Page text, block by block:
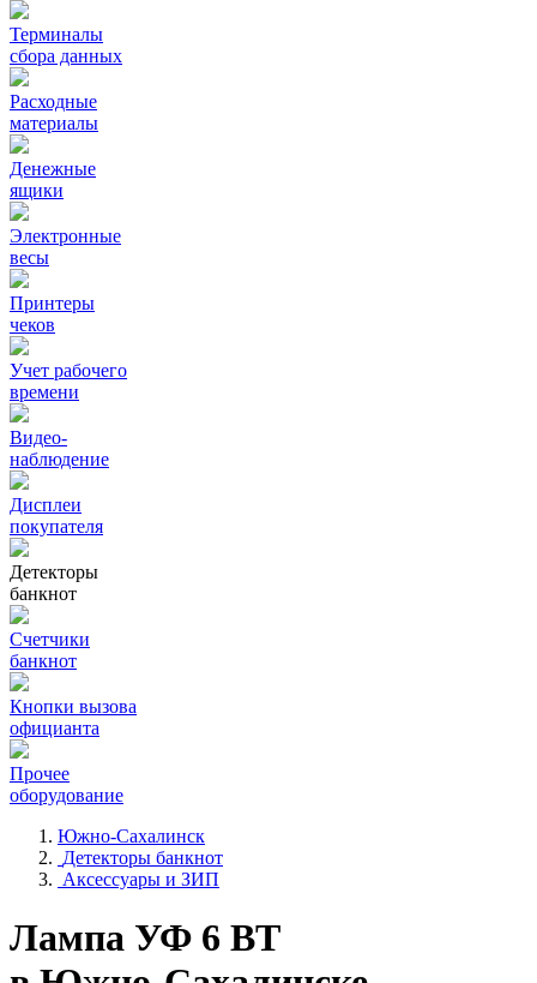
Терминалы
сбора данных
Расходные
материалы
Денежные
ящики
Электронные
весы
Принтеры
чеков
Учет рабочего
времени
Видео‑
наблюдение
Дисплеи
покупателя
Детекторы
банкнот
Счетчики
банкнот
Кнопки вызова
официанта
Прочее
оборудование
Южно-Сахалинск
Детекторы банкнот
Аксессуары и ЗИП
Лампа УФ 6 ВТ